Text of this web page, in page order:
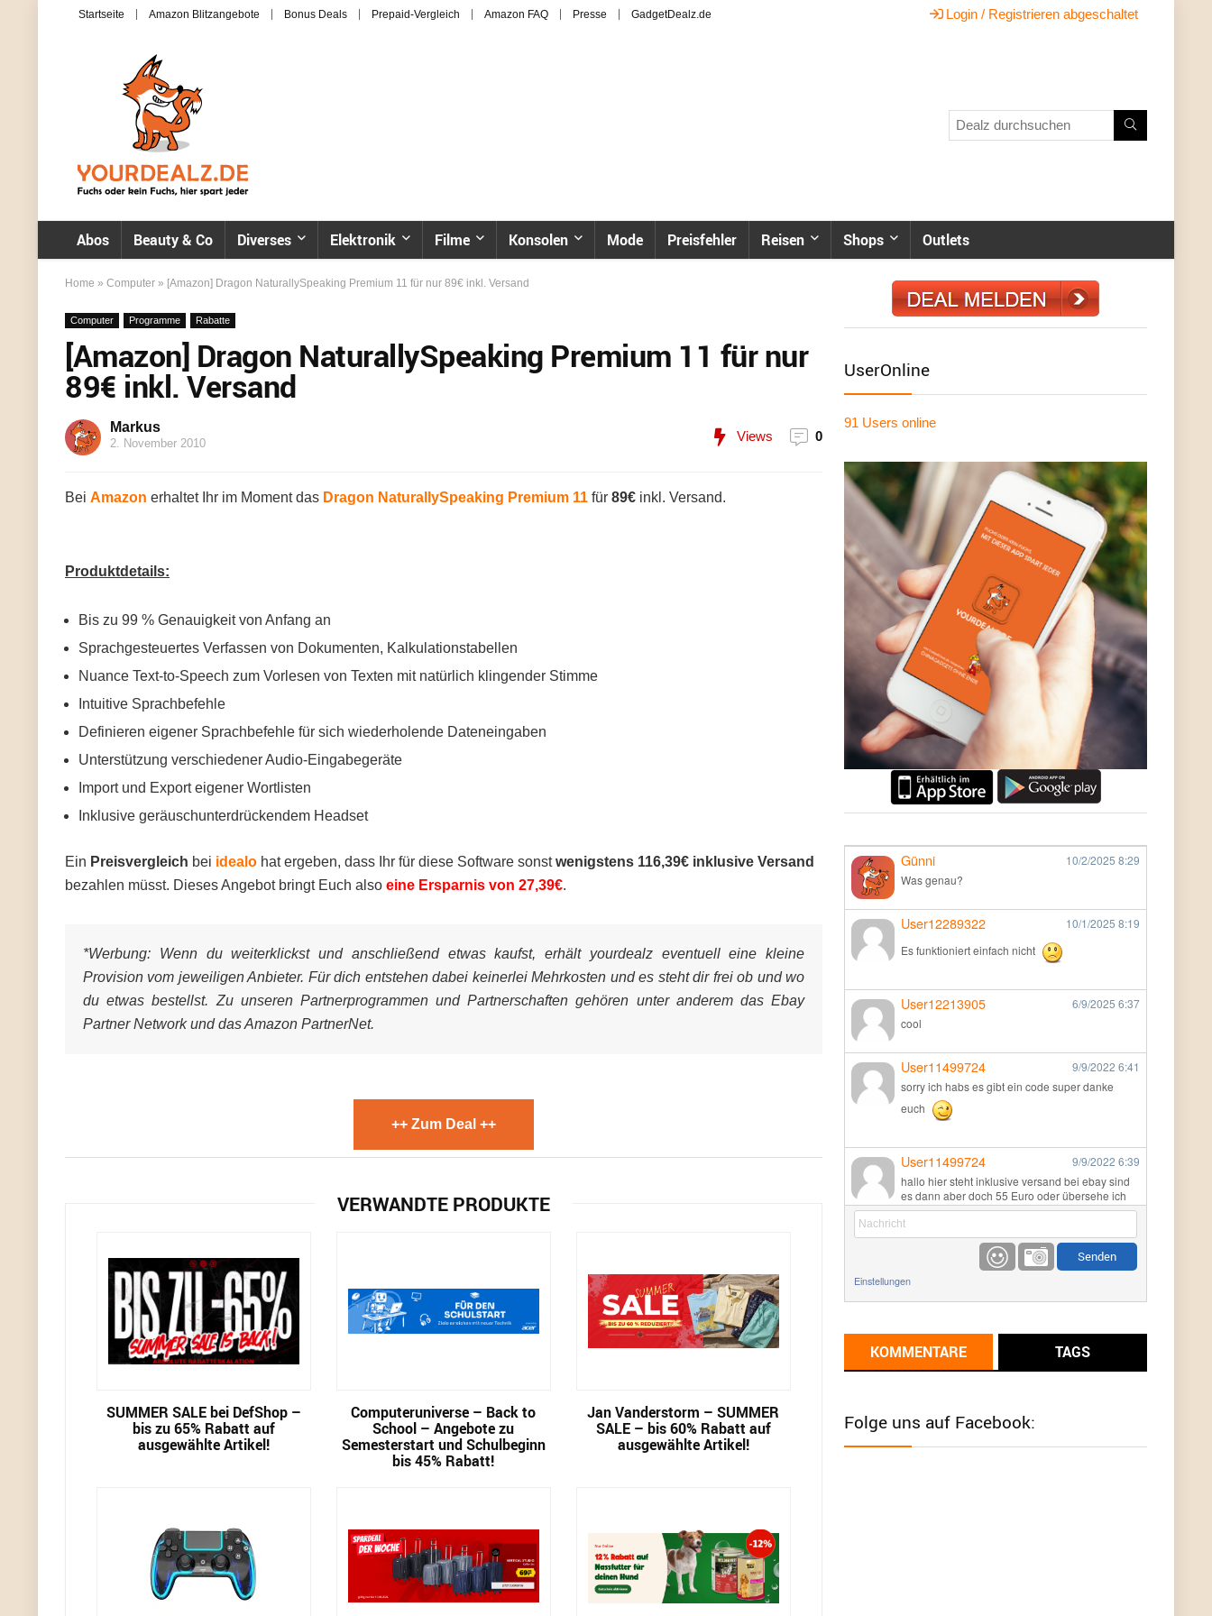
Startseite Amazon Blitzangebote Bonus Deals Prepaid-Vergleich Amazon FAQ Presse GadgetDealz.de Login / Registrieren abgeschaltet
Abos Beauty & Co Diverses Elektronik Filme Konsolen Mode Preisfehler Reisen Shops Outlets
Home » Computer » [Amazon] Dragon NaturallySpeaking Premium 11 für nur 89€ inkl. Versand
Computer Programme Rabatte
[Amazon] Dragon NaturallySpeaking Premium 11 für nur
89€ inkl. Versand
Markus
2. November 2010 Views 0
Bei Amazon erhaltet Ihr im Moment das Dragon NaturallySpeaking Premium 11 für 89€ inkl. Versand.
Produktdetails:
Bis zu 99 % Genauigkeit von Anfang an
Sprachgesteuertes Verfassen von Dokumenten, Kalkulationstabellen
Nuance Text-to-Speech zum Vorlesen von Texten mit natürlich klingender Stimme
Intuitive Sprachbefehle
Definieren eigener Sprachbefehle für sich wiederholende Dateneingaben
Unterstützung verschiedener Audio-Eingabegeräte
Import und Export eigener Wortlisten
Inklusive geräuschunterdrückendem Headset
Ein Preisvergleich bei idealo hat ergeben, dass Ihr für diese Software sonstwenigstens 116,39€ inklusive Versand
bezahlen müsst. Dieses Angebot bringt Euch also eine Ersparnis von 27,39€.
*Werbung: Wenn du weiterklickst und anschließend etwas kaufst, erhält yourdealz eventuell eine kleine
Provision vom jeweiligen Anbieter. Für dich entstehen dabei keinerlei Mehrkosten und es steht dir frei ob und wo
du etwas bestellst. Zu unseren Partnerprogrammen und Partnerschaften gehören unter anderem das Ebay
Partner Network und das Amazon PartnerNet.
++ Zum Deal ++
VERWANDTE PRODUKTE
SUMMER SALE bei DefShop –
bis zu 65% Rabatt auf
ausgewählte Artikel!
Computeruniverse – Back to
School – Angebote zu
Semesterstart und Schulbeginn
bis 45% Rabatt!
Jan Vanderstorm – SUMMER
SALE – bis 60% Rabatt auf
ausgewählte Artikel!
UserOnline
91 Users online
Günni 10/2/2025 8:29
Was genau?
User12289322 10/1/2025 8:19
Es funktioniert einfach nicht
User12213905 6/9/2025 6:37
cool
User11499724 9/9/2022 6:41
sorry ich habs es gibt ein code super danke
euch
User11499724 9/9/2022 6:39
hallo hier steht inklusive versand bei ebay sind
es dann aber doch 55 Euro oder übersehe ich
etwas
9/1/20226:17
Ich glaube du hast den Sinn eines
Schnäppchenblogs noch immer nicht
Günni 9/1/2022
meisten Deals sind Tagespreise!
Einstellungen
KOMMENTARE TAGS
Folge uns auf Facebook: